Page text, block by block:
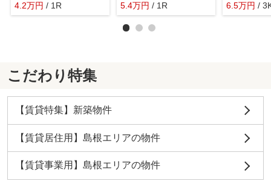
4.2万円 / 1R
5.4万円 / 1R
6.5万円 /
こだわり特集
【賃貸特集】新築物件
【賃貸居住用】島根エリアの物件
【賃貸事業用】島根エリアの物件